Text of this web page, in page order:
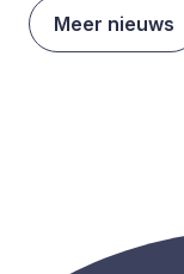
Meer nieuws